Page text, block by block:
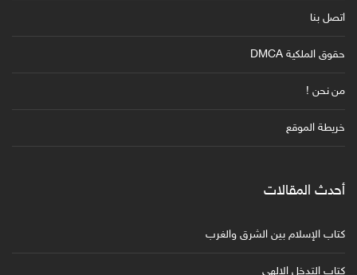
اتصل بنا
حقوق الملكية DMCA
من نحن !
خريطة الموقع
أحدث المقالات
كتاب الإسلام بين الشرق والغرب
كتاب التدخل الإلهي